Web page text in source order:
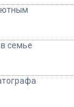
семье